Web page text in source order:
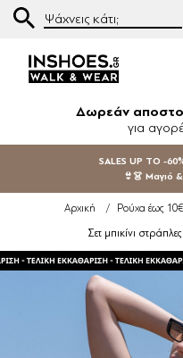
Δωρεάν
για
SALES UP TO -
👙👗 Μαγιό
Αρχική / Ρούχα έως 10€
Σετ μπικίνι